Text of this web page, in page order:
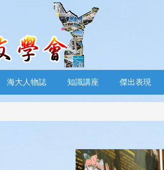
海大人物誌 知識講座 傑出表現